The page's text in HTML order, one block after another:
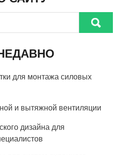
для монтажа силовых
и вытяжной вентиляции
дизайна для